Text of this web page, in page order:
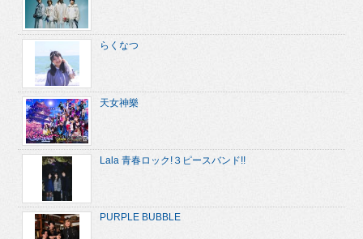
らくなつ
天女神樂
Lala 青春ロック!３ピースバンド!!
PURPLE BUBBLE